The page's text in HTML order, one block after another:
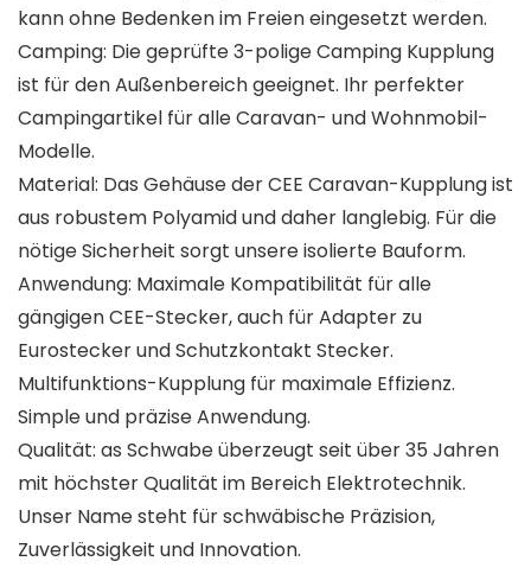
kann ohne Bedenken im Freien eingesetzt werden.
Camping: Die geprüfte 3-polige Camping Kupplung
ist für den Außenbereich geeignet. Ihr perfekter
Campingartikel für alle Caravan- und Wohnmobil-
Modelle.
Material: Das Gehäuse der CEE Caravan-Kupplung ist
aus robustem Polyamid und daher langlebig. Für die
nötige Sicherheit sorgt unsere isolierte Bauform.
Anwendung: Maximale Kompatibilität für alle
gängigen CEE-Stecker, auch für Adapter zu
Eurostecker und Schutzkontakt Stecker.
Multifunktions-Kupplung für maximale Effizienz.
Simple und präzise Anwendung.
Qualität: as Schwabe überzeugt seit über 35 Jahren
mit höchster Qualität im Bereich Elektrotechnik.
Unser Name steht für schwäbische Präzision,
Zuverlässigkeit und Innovation.